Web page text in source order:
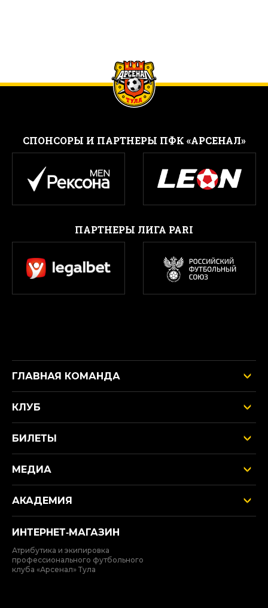
CПОНСОРЫ И ПАРТНЕРЫ ПФК «АРСЕНАЛ»
ПАРТНЕРЫ ЛИГА PARI
ГЛАВНАЯ КОМАНДА
КЛУБ
БИЛЕТЫ
МЕДИА
АКАДЕМИЯ
ИНТЕРНЕТ‑МАГАЗИН
Атрибутика и экипировка
профессионального футбольного
клуба «Арсенал» Тула